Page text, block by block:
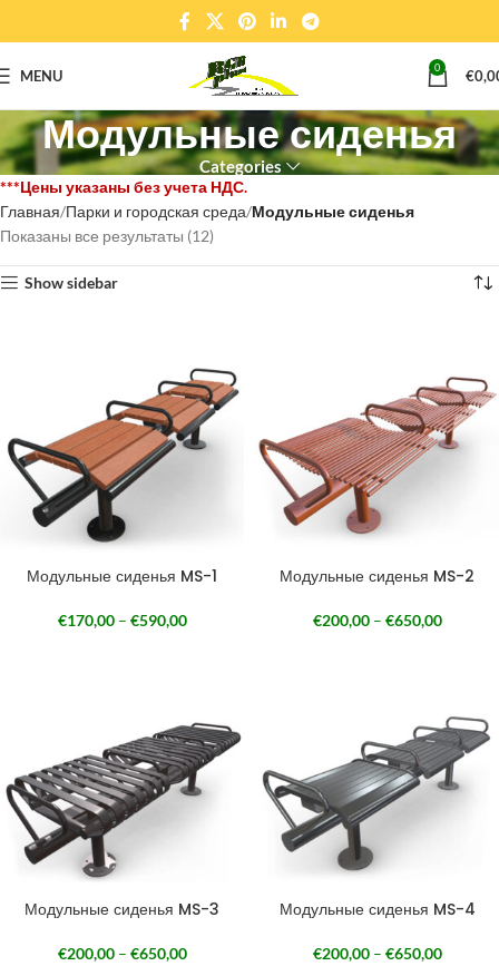
MENU 0 €
Модульные сиденья
Categories
Главная Парки и городская среда Модульные сиденья
Показаны все результаты (12)
Show sidebar
Модульные сиденья MS-1
€170,00– €590,00
Модульные сиденья MS-2
€200,00– €650,00
Модульные сиденья MS-3
€200,00– €650,00
Модульные сиденья MS-4
€200,00– €650,00